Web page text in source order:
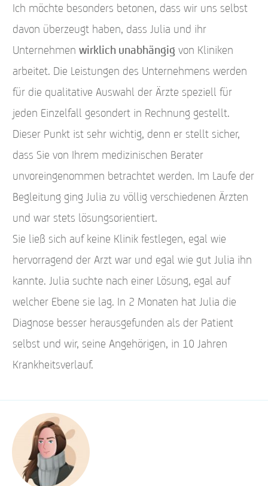
Ich möchte besonders betonen, dass wir uns selbst
davon überzeugt haben, dass Julia und ihr
Unternehmen wirklich unabhängig von Kliniken
arbeitet. Die Leistungen des Unternehmens werden
für die qualitative Auswahl der Ärzte speziell für
jeden Einzelfall gesondert in Rechnung gestellt.
Dieser Punkt ist sehr wichtig, denn er stellt sicher,
dass Sie von Ihrem medizinischen Berater
unvoreingenommen betrachtet werden. Im Laufe der
Begleitung ging Julia zu völlig verschiedenen Ärzten
und war stets lösungsorientiert.
Sie ließ sich auf keine Klinik festlegen, egal wie
hervorragend der Arzt war und egal wie gut Julia ihn
kannte. Julia suchte nach einer Lösung, egal auf
welcher Ebene sie lag. In 2 Monaten hat Julia die
Diagnose besser herausgefunden als der Patient
selbst und wir, seine Angehörigen, in 10 Jahren
Krankheitsverlauf.